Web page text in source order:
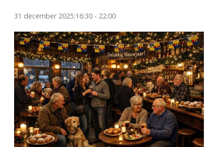
31 december 2025:16:30- 22:00